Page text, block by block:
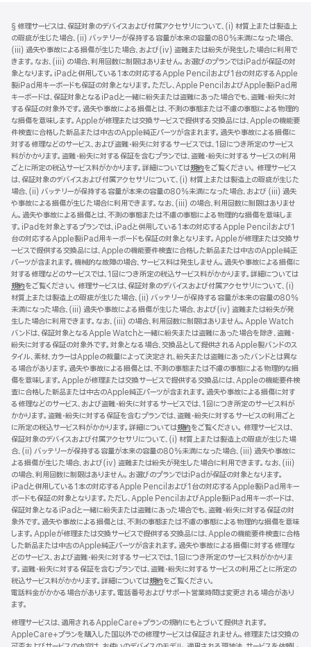
ッ
タ
ー
注
§ 修理サービスは、保証対象のデバイスおよび付属アクセサリについて、(i) 材質上または製造上
の瑕疵が生じた場合、(ii) バッテリーが保持する容量が本来の容量の80%未満になった場合、
(iii) 過失や事故による損傷が生じた場合、および(iv) 盗難または紛失が発生した場合に利用で
きます。なお、(iii) の場合、利用回数に制限はありません。お選びのプランではiPadが保証の対
象となります。iPadと併用している1本の対応するApple Pencilおよび1台の対応するApple
製iPad用キーボードも保証の対象となります。ただし、Apple PencilおよびApple製iPad用
キーボードは、保証対象となるiPadと一緒に紛失または盗難にあった場合でも、盗難・紛失に対
する保証の対象外です。過失や事故による損傷とは、不測の事態または不慮の事態による物理的
な損傷を意味します。Appleが修理または交換サービスで提供する交換品には、Appleの機能要
件検査に合格した新品または中古のApple純正パーツが含まれます。過失や事故による損傷に
対する修理などのサービス、および盗難・紛失に対するサービスでは、1回につき所定のサービス
料がかかります。盗難・紛失に対する保証を含むプランでは、盗難・紛失に対するサービスの利用
ごとに所定の税込サービス料がかかります。詳細については規約（新
規
ウ
イ
ン
ド
ウ
で
開
き
ま
す）
をご覧ください。 修理サービス
は、保証対象のデバイスおよび付属アクセサリについて、(i) 材質上または製造上の瑕疵が生じた
場合、(ii) バッテリーが保持する容量が本来の容量の80%未満になった場合、および (iii) 過失
や事故による損傷が生じた場合に利用できます。なお、(iii) の場合、利用回数に制限はありませ
ん。過失や事故による損傷とは、不測の事態または不慮の事態による物理的な損傷を意味しま
す。iPadを対象とするプランでは、iPadと併用している1本の対応するApple Pencilおよび1
台の対応するApple製iPad用キーボードも保証の対象となります。Appleが修理または交換サ
ービスで提供する交換品には、Appleの機能要件検査に合格した新品または中古のApple純正
パーツが含まれます。機械的な故障の場合、サービス料は発生しません。過失や事故による損傷に
対する修理などのサービスでは、1回につき所定の税込サービス料がかかります。詳細については
規約（新
規
ウ
イ
ン
ド
ウ
で
開
き
ま
す）
をご覧ください。 修理サービスは、保証対象のデバイスおよび付属アクセサリについて、(i)
材質上または製造上の瑕疵が生じた場合、(ii) バッテリーが保持する容量が本来の容量の80%
未満になった場合、(iii) 過失や事故による損傷が生じた場合、および(iv) 盗難または紛失が発
生した場合に利用できます。なお、(iii) の場合、利用回数に制限はありません。Apple Watch
バンドは、保証対象となるApple Watchと一緒に紛失または盗難にあった場合を除き、盗難・
紛失に対する保証の対象外です。対象となる場合、交換品として提供されるApple製バンドのス
タイル、素材、カラーはAppleの裁量によって決定され、紛失または盗難にあったバンドとは異な
る場合があります。過失や事故による損傷とは、不測の事態または不慮の事態による物理的な損
傷を意味します。Appleが修理または交換サービスで提供する交換品には、Appleの機能要件検
査に合格した新品または中古のApple純正パーツが含まれます。過失や事故による損傷に対す
る修理などのサービス、および盗難・紛失に対するサービスでは、1回につき所定のサービス料が
かかります。盗難・紛失に対する保証を含むプランでは、盗難・紛失に対するサービスの利用ごと
に所定の税込サービス料がかかります。詳細については規約（新
規
ウ
イ
ン
ド
ウ
で
開
き
ま
す）
をご覧ください。 修理サービスは、
保証対象のデバイスおよび付属アクセサリについて、(i) 材質上または製造上の瑕疵が生じた場
合、(ii) バッテリーが保持する容量が本来の容量の80%未満になった場合、(iii) 過失や事故に
よる損傷が生じた場合、および(iv) 盗難または紛失が発生した場合に利用できます。なお、(iii)
の場合、利用回数に制限はありません。お選びのプランではiPadが保証の対象となります。
iPadと併用している1本の対応するApple Pencilおよび1台の対応するApple製iPad用キー
ボードも保証の対象となります。ただし、Apple PencilおよびApple製iPad用キーボードは、
保証対象となるiPadと一緒に紛失または盗難にあった場合でも、盗難・紛失に対する保証の対
象外です。過失や事故による損傷とは、不測の事態または不慮の事態による物理的な損傷を意味
します。Appleが修理または交換サービスで提供する交換品には、Appleの機能要件検査に合格
した新品または中古のApple純正パーツが含まれます。過失や事故による損傷に対する修理な
どのサービス、および盗難・紛失に対するサービスでは、1回につき所定のサービス料がかかりま
す。盗難・紛失に対する保証を含むプランでは、盗難・紛失に対するサービスの利用ごとに所定の
税込サービス料がかかります。詳細については規約（新
規
ン
ド
をご覧ください。
電話料金がかかる場合があります。電話番号およびサポート営業時間は変更される場合があり
ます。
修理サービスは、適用されるAppleCare+プランの規約にもとづいて提供されます。
AppleCare+プランを購入した国以外での修理サービスは保証されません。修理または交換の